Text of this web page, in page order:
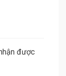
được